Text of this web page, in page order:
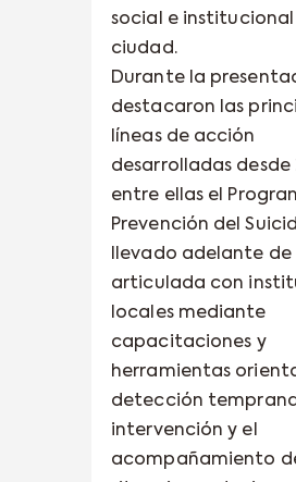
social e institucional
ciudad.
Durante la
destacaron las
líneas de acción
desarrolladas desde
entre ellas el
Prevención del
llevado adelante
articulada con
locales mediante
capacitaciones y
herramientas
detección
intervención y el
acompañamiento